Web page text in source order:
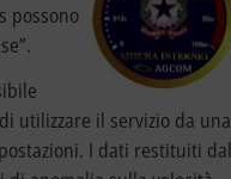
possono
utilizzare il servizio da una
I dati restituiti dal